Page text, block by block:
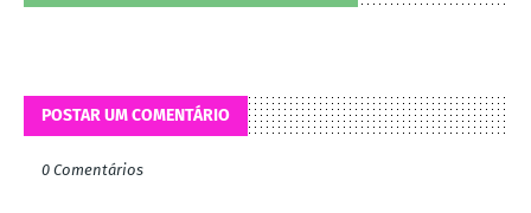
POSTAR UM COMENTÁRIO
0 Comentários